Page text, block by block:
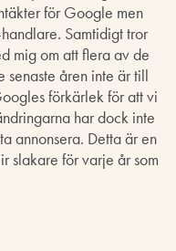
för Google men
Samtidigt tror
mig om att flera av de
åren inte är till
förkärlek för att vi
har dock inte
annonsera. Detta är en
slakare för varje år som